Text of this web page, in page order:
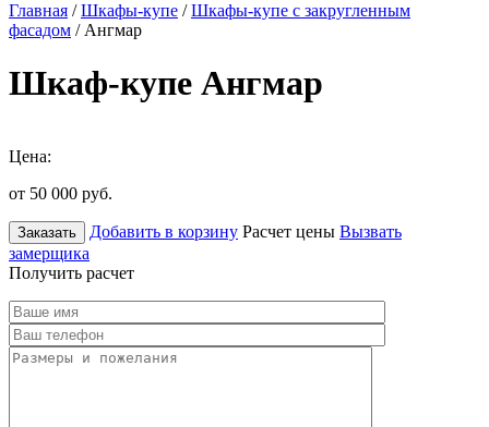
Главная /Шкафы-купе /Шкафы-купе с закругленным
фасадом / Ангмар
Шкаф-купе Ангмар
Цена:
от 50 000 руб.
Заказать Добавить в корзину Расчет цены Вызвать
замерщика
Получить расчет